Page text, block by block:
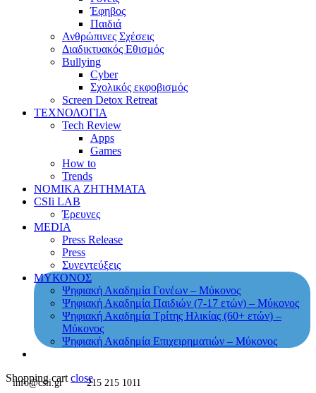
Έφηβος
Παιδιά
Ανθρώπινες Σχέσεις
Διαδικτυακός Εθισμός
Bullying
Cyber
Σχολικός εκφοβισμός
Screen Detox Retreat
ΤΕΧΝΟΛΟΓΙΑ
Tech Review
Apps
Games
How to
Trends
ΝΟΜΙΚΑ ΖΗΤΗΜΑΤΑ
CSIi LAB
Έρευνες
MEDIA
Press Release
Press
Συνεντεύξεις
ΜΥΚΟΝΟΣ
Ψηφιακή Ακαδημία Γονέων – Μύκονος
Ψηφιακή Ακαδημία Παιδιών (7-17 ετών) – Μύκονος
Ψηφιακή Ακαδημία Τρίτης Ηλικίας (60+ ετών) –
Μύκονος
Ψηφιακή Ακαδημία Επιχειρηματιών – Μύκονος
Shopping cart close
info@csii.gr 215 215 1011